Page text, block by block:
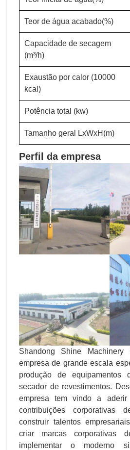
Teor de água acabado(%)
Capacidade de secagem
(m³/h)
Exaustão por calor (10000
kcal)
Potência total (kw)
Tamanho geral LxWxH(m)
Perfil da empresa
Shandong Shine
empresa de grande escala
produção de equipamentos
secador de revestimentos.
empresa tem vindo a
contribuições corporativas
construir talentos
criar marcas corporativas
implementar o moderno